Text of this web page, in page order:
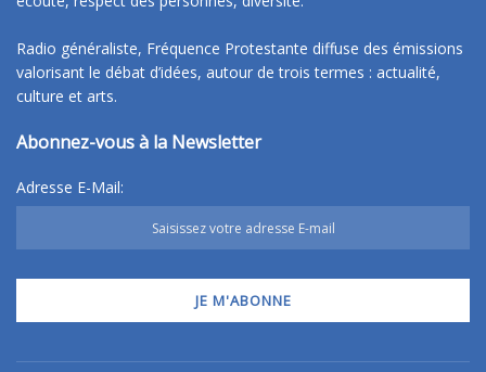
Radio généraliste, Fréquence Protestante diffuse des émissions
valorisant le débat d’idées, autour de trois termes : actualité,
culture et arts.
Abonnez-vous à la Newsletter
Adresse E-Mail: